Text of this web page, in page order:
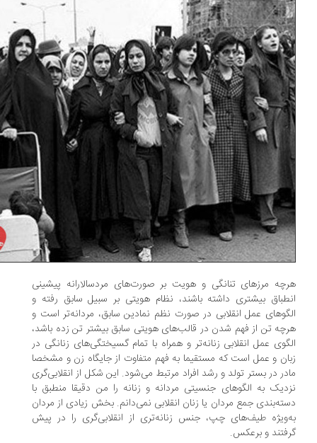
مرزهای تنانگی و هویت بر صورت‌های مردسالارانه پیشینی
بیشتری داشته باشند، نظام هویتی بر سبیل سابق رفته و
عمل انقلابی در صورت نظم نمادین سابق، مردانه‌تر است و
تن از فهم شدن در قالب‌های هویتی سابق بیشتر تن زده باشد،
عمل انقلابی زنانه‌تر و همراه با تمام گسیختگی‌های زنانگی در
و عمل است که مستقیما به فهم متفاوت از جایگاه زن و مشخصا
در بستر تولد و رشد افراد مرتبط می‌شود. این شکل از انقلابی‌گری
به الگوهای جنسیتی مردانه و زنانه را من دقیقا منطبق با
جمع مردان یا زنان انقلابی نمی‌دانم. بخش زیادی از مردان
طیف‌های چپ، جنس زنانه‌تری از انقلابی‌گری را در پیش
و برعکس.